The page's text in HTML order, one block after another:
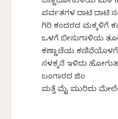
ಪರ್ವತಗಳ ದಾಟಿ ದಾಟಿ
ಗಿರಿ ಕಂದರದ ಮಕ್ಕಳಿಗೆ
ಒಳಗೆ ಬೀಸುಗಾಳಿಯ
ಕಣ್ಣಾಚೆಯ ಕಣಿವೆಯೊಳಗೆ
ಸಳಕ್ಕನೆ ಇಳಿದು
ಬಂಗಾರದ ಜಿಂಕೆ
ಮತ್ತೆ ಮೈ ಮುರಿದು